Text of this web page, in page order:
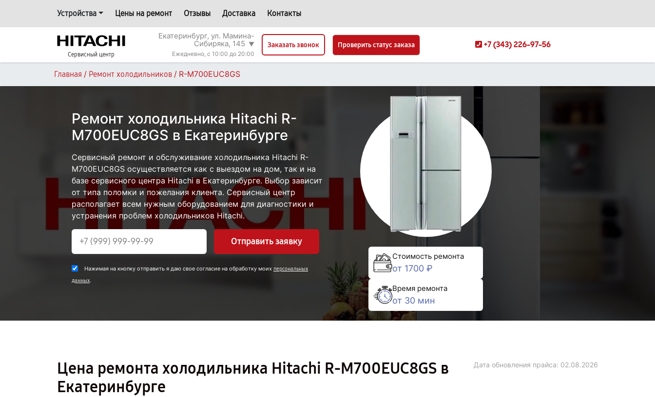
Устройства Цены на ремонт Отзывы Доставка Контакты
Сервисный центр
Екатеринбург, ул. Мамина-
Сибиряка, 145 ▼
Ежедневно, с 10:00 до 20:00
Заказать звонок Проверить статус заказа +7 (343) 226-97-56
Главная / Ремонт холодильников / R-M700EUC8GS
Ремонт холодильника Hitachi R-
M700EUC8GS в Екатеринбурге
Сервисный ремонт и обслуживание холодильника Hitachi R-
M700EUC8GS осуществляется как с выездом на дом, так и на
базе сервисного центра Hitachi в Екатеринбурге. Выбор зависит
от типа поломки и пожелания клиента. Сервисный центр
располагает всем нужным оборудованием для диагностики и
устранения проблем холодильников Hitachi.
Отправить заявку
Нажимая на кнопку отправить я даю свое согласие на обработку моих персональных
данных.
Стоимость ремонта
от 1700 ₽
Время ремонта
от 30 мин
Цена ремонта холодильника Hitachi R-M700EUC8GS в
Екатеринбурге
Дата обновления прайса: 02.08.2026